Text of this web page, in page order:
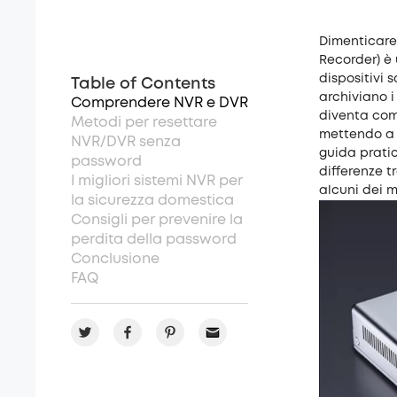
Recorder)
dispositivi
archiviano i
diventa
mettendo a
guida
differenze
alcuni dei
Table of Contents
Comprendere NVR e DVR
Metodi per resettare
NVR/DVR senza
password
I migliori sistemi NVR per
la sicurezza domestica
Consigli per prevenire la
perdita della password
Conclusione
FAQ